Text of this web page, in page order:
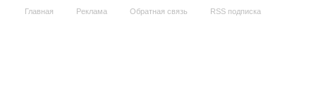
Главная Реклама Обратная связь RSS подписка